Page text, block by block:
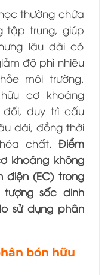
thường chứa
tập trung, giúp
lâu dài có
độ phì nhiêu
môi trường.
cơ khoáng
duy trì cấu
dài, đồng thời
chất. Điểm
khoáng không
(EC) trong
sốc dinh
sử dụng phân
bón hữu